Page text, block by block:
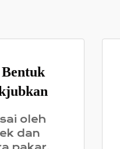
oleh
dan